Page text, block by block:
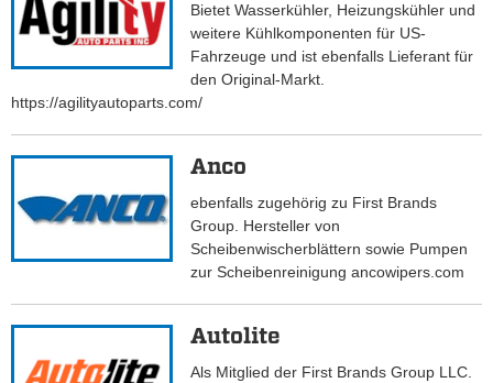
Bietet Wasserkühler, Heizungskühler und
weitere Kühlkomponenten für US-
Fahrzeuge und ist ebenfalls Lieferant für
den Original-Markt.
https://agilityautoparts.com/
Anco
ebenfalls zugehörig zu First Brands
Group. Hersteller von
Scheibenwischerblättern sowie Pumpen
zur Scheibenreinigung ancowipers.com
Autolite
Als Mitglied der First Brands Group LLC.